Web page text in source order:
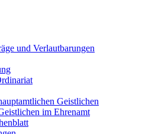
und Verlautbarungen
Geistlichen
im Ehrenamt